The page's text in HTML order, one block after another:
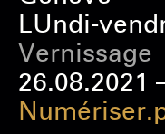
LUndi-
Vernissage
26.08.2021